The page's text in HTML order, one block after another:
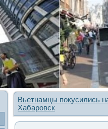
Вьетнамцы покусились
Хабаровск